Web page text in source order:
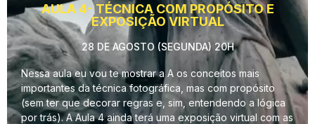
AULA 4- TÉCNICA COM PROPÓSITO E
EXPOSIÇÃO VIRTUAL
28 DE AGOSTO (SEGUNDA) 20H
Nessa aula eu vou te mostrar a A os conceitos mais
importantes da técnica fotográfica, mas com propósito
(sem ter que decorar regras e, sim, entendendo a lógica
por trás). A Aula 4 ainda terá uma exposição virtual com as